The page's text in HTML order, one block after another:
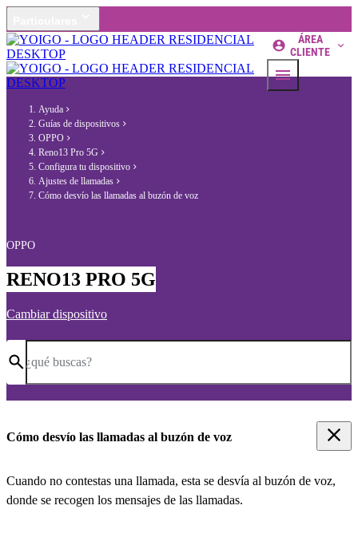
ÁREA
CLIENTE
Ayuda
Guías de dispositivos
OPPO
Reno13 Pro 5G
Configura tu dispositivo
Ajustes de llamadas
Cómo desvío las llamadas al buzón de voz
OPPO
RENO13 PRO 5G
Cambiar dispositivo
¿qué buscas?
Cómo desvío las llamadas al buzón de voz
Cuando no contestas una llamada, esta se desvía al buzón de voz,
donde se recogen los mensajes de las llamadas.